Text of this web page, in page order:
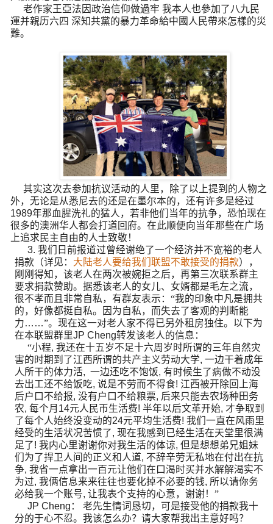
老作家王亞法因政治信仰做過牢 我本人也參加了八九民
運并親历六四 深知共黨的暴力革命給中國人民帶來怎樣的災
難。
其实这次去参加抗议活动的人里，除了以上提到的人物之
外，无论是从悉尼去的还是在墨尔本的，还有许多是经过
1989年那血腥洗礼的猛人，若非他们当年的抗争，恐怕现在
很多的澳洲华人都会打道回府。在此顺便向当年那些在广场
上追求民主自由的人士致敬！
3. 我们日前报道过曾经谢绝了一个经济并不宽裕的老人
捐款（详见： 大陆老人要给我们联盟不敢接受的捐款），
刚刚得知，该老人在两次被婉拒之后，再第三次联系群主
要求捐款赞助。据悉该老人的女儿、女婿都是毛左之流，
很不孝而且非常自私，有群友表示：“我的印象中凡是拥共
的，好像都挺自私。因为自私，而失去了客观的判断能
力……”。现在这一对老人家不得已另外租房独住。以下为
在本联盟群里JP Cheng转发该老人的信息：
“小程, 我还在十五岁不足十六周岁时所谓的三年自然灾
害的时期到了江西所谓的共产主义劳动大学, 一边干着成年
人所干的体力活, 一边还吃不饱饭, 有时候生了病做不动没
去出工还不给饭吃, 说是不劳而不得食! 江西被开除回上海
后户口不给报, 没有户口不给粮票, 后来只能去农场种田务
农, 每个月 14元人民币生活费! 半年以后文革开始, 才争取到
了每个人始终没变动的24元平均生活费! 我们一直在风雨里
经受的生活状况苦惯了, 现在我感到已经生活在天堂里很满
足了! 我内心里谢谢你对我生活的体谅, 但是想想弟兄姐妹
们为了捍卫人间的正义和人道, 不辞辛劳无私地在付出在抗
争, 我省一点拿出一百元让他们在口渴时买并水解解渴实不
为过, 我俩信息来来往往也要化掉不必要的钱, 所以请你务
必给我一个账号, 让我表个支持的心意，谢谢！”
JP Cheng：
老先生情词恳切，可是接受他的捐款我十
分的于心不忍。我该怎么办？请大家帮我出主意好吗？